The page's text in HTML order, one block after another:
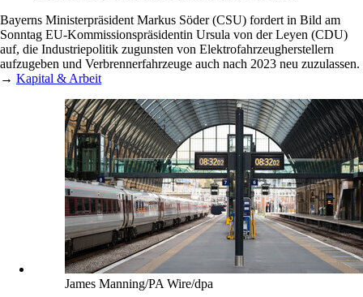
Bayerns Ministerpräsident Markus Söder (CSU) fordert in Bild am
Sonntag EU-Kommissionspräsidentin Ursula von der Leyen (CDU)
auf, die Industriepolitik zugunsten von Elektrofahrzeugherstellern
aufzugeben und Verbrennerfahrzeuge auch nach 2023 neu zuzulassen.
→ Kapital & Arbeit
James Manning/PA Wire/dpa